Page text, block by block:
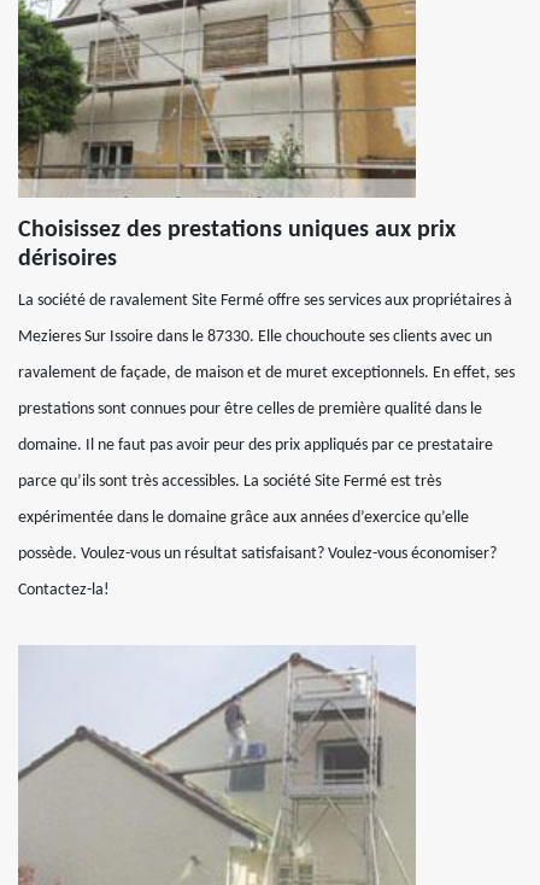
Choisissez des prestations uniques aux prix
dérisoires
La société de ravalement Site Fermé offre ses services aux propriétaires à
Mezieres Sur Issoire dans le 87330. Elle chouchoute ses clients avec un
ravalement de façade, de maison et de muret exceptionnels. En effet, ses
prestations sont connues pour être celles de première qualité dans le
domaine. Il ne faut pas avoir peur des prix appliqués par ce prestataire
parce qu’ils sont très accessibles. La société Site Fermé est très
expérimentée dans le domaine grâce aux années d’exercice qu’elle
possède. Voulez-vous un résultat satisfaisant? Voulez-vous économiser?
Contactez-la!